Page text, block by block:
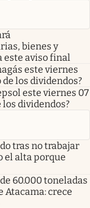
bienes y
este aviso final
este viernes
los dividendos?
este viernes 07
dividendos?
tras no trabajar
el alta porque
60.000 toneladas
Atacama: crece